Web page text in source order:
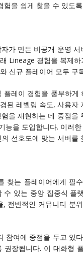
을 쉽게 찾을 수 있도
가 만든 비공개 운영
Lineage 경험을 복제
신규 플레이어 모두
레이 경험을 풍부하
된 레벨링 속도, 사용
을 재현하는 데 중점
능을 도입합니다. 이러
선호도에 맞는 서버를
찾는 플레이어에게 필
있는 중앙 집중식 플
전반적인 커뮤니티 분
참여에 중점을 두고 있
장됩니다. 이 대화형